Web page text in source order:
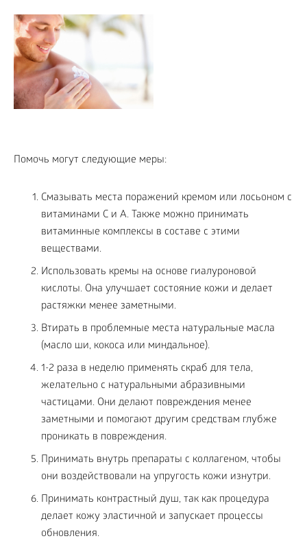
Помочь могут следующие меры:
Смазывать места поражений кремом или лосьоном с
витаминами С и А. Также можно принимать
витаминные комплексы в составе с этими
веществами.
Использовать кремы на основе гиалуроновой
кислоты. Она улучшает состояние кожи и делает
растяжки менее заметными.
Втирать в проблемные места натуральные масла
(масло ши, кокоса или миндальное).
1-2 раза в неделю применять скраб для тела,
желательно с натуральными абразивными
частицами. Они делают повреждения менее
заметными и помогают другим средствам глубже
проникать в повреждения.
Принимать внутрь препараты с коллагеном, чтобы
они воздействовали на упругость кожи изнутри.
Принимать контрастный душ, так как процедура
делает кожу эластичной и запускает процессы
обновления.